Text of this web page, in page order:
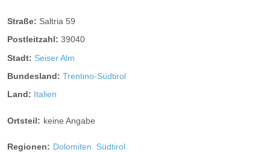
Straße: Saltria 59
Postleitzahl: 39040
Stadt: Seiser Alm
Bundesland: Trentino-Südtirol
Land: Italien
Ortsteil: keine Angabe
Regionen: Dolomiten Südtirol